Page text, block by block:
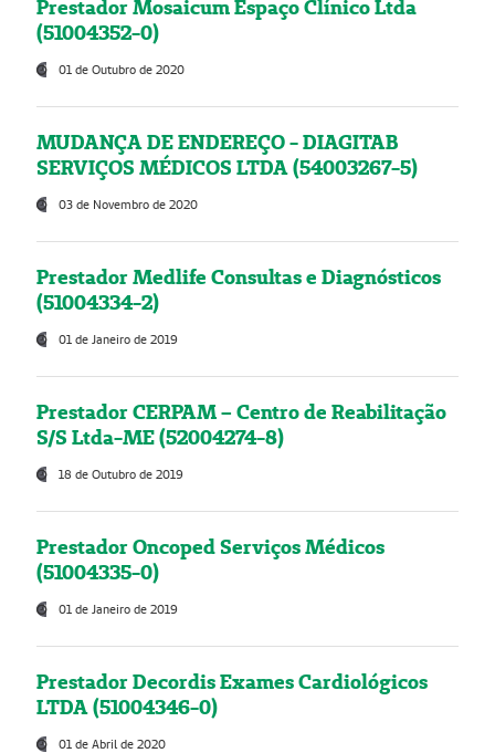
Prestador Mosaicum Espaço Clínico Ltda
(51004352-0)
01 de Outubro de 2020
MUDANÇA DE ENDEREÇO - DIAGITAB
SERVIÇOS MÉDICOS LTDA (54003267-5)
03 de Novembro de 2020
Prestador Medlife Consultas e Diagnósticos
(51004334-2)
01 de Janeiro de 2019
Prestador CERPAM – Centro de Reabilitação
S/S Ltda-ME (52004274-8)
18 de Outubro de 2019
Prestador Oncoped Serviços Médicos
(51004335-0)
01 de Janeiro de 2019
Prestador Decordis Exames Cardiológicos
LTDA (51004346-0)
01 de Abril de 2020